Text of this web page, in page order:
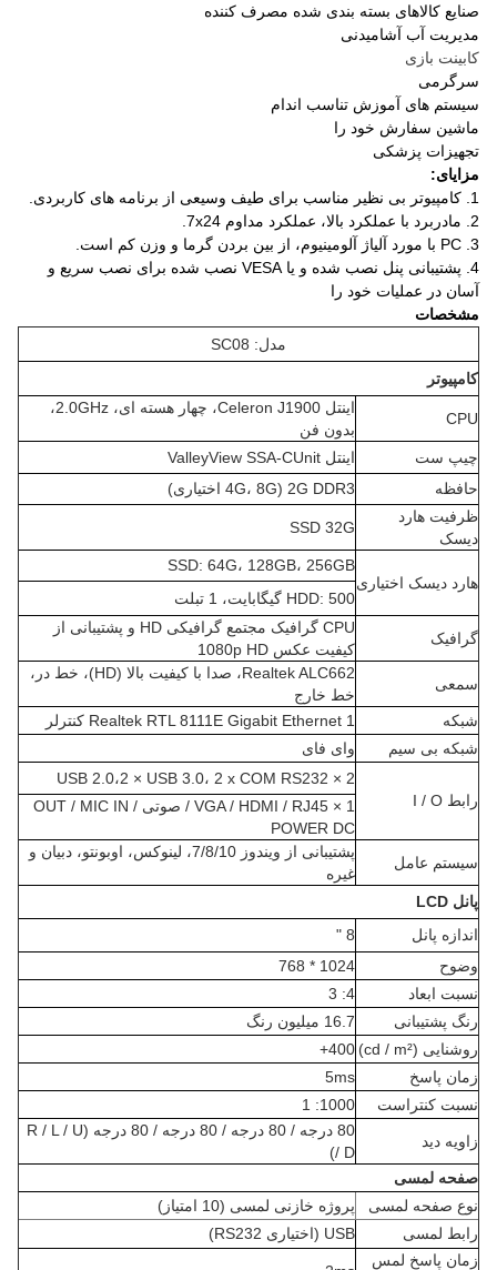
صنایع کالاهای بسته بندی شده مصرف کننده
مدیریت آب آشامیدنی
کابینت بازی
سرگرمی
سیستم های آموزش تناسب اندام
ماشین سفارش خود را
تجهیزات پزشکی
مزایای:
1. کامپیوتر بی نظیر مناسب برای طیف وسیعی از برنامه های کاربردی.
2. مادربرد با عملکرد بالا، عملکرد مداوم 7x24.
3. PC با مورد آلیاژ آلومینیوم، از بین بردن گرما و وزن کم است.
4. پشتیبانی پنل نصب شده و یا VESA نصب شده برای نصب سریع و
آسان در عملیات خود را
مشخصات
مدل: SC08
کامپیوتر
CPU
اینتل Celeron J1900، چهار هسته ای، 2.0GHz،
بدون فن
چیپ ست
اینتل ValleyView SSA-CUnit
حافظه
2G DDR3 (4G، 8G اختیاری)
ظرفیت هارد
دیسک
SSD 32G
هارد دیسک اختیاری
SSD: 64G، 128GB، 256GB
HDD: 500 گیگابایت، 1 تبلت
گرافیک
CPU گرافیک مجتمع گرافیکی HD و پشتیبانی از
کیفیت عکس 1080p HD
سمعی
Realtek ALC662، صدا با کیفیت بالا (HD)، خط در،
خط خارج
شبکه
1 Realtek RTL 8111E Gigabit Ethernet کنترلر
شبکه بی سیم
وای فای
رابط I / O
2 × USB 2.0،2 × USB 3.0، 2 x COM RS232
1 × VGA / HDMI / RJ45 / صوتی OUT / MIC IN /
POWER DC
سیستم عامل
پشتیبانی از ویندوز 7/8/10، لینوکس، اوبونتو، دبیان و
غیره
پانل LCD
اندازه پانل
8 "
وضوح
1024 * 768
نسبت ابعاد
4: 3
رنگ پشتیبانی
16.7 میلیون رنگ
روشنایی (cd / m²)
400+
زمان پاسخ
5ms
نسبت کنتراست
1000: 1
زاویه دید
80 درجه / 80 درجه / 80 درجه / 80 درجه (R / L / U
/ D)
صفحه لمسی
نوع صفحه لمسی
پروژه خازنی لمسی (10 امتیاز)
رابط لمسی
USB (اختیاری RS232)
زمان پاسخ لمس